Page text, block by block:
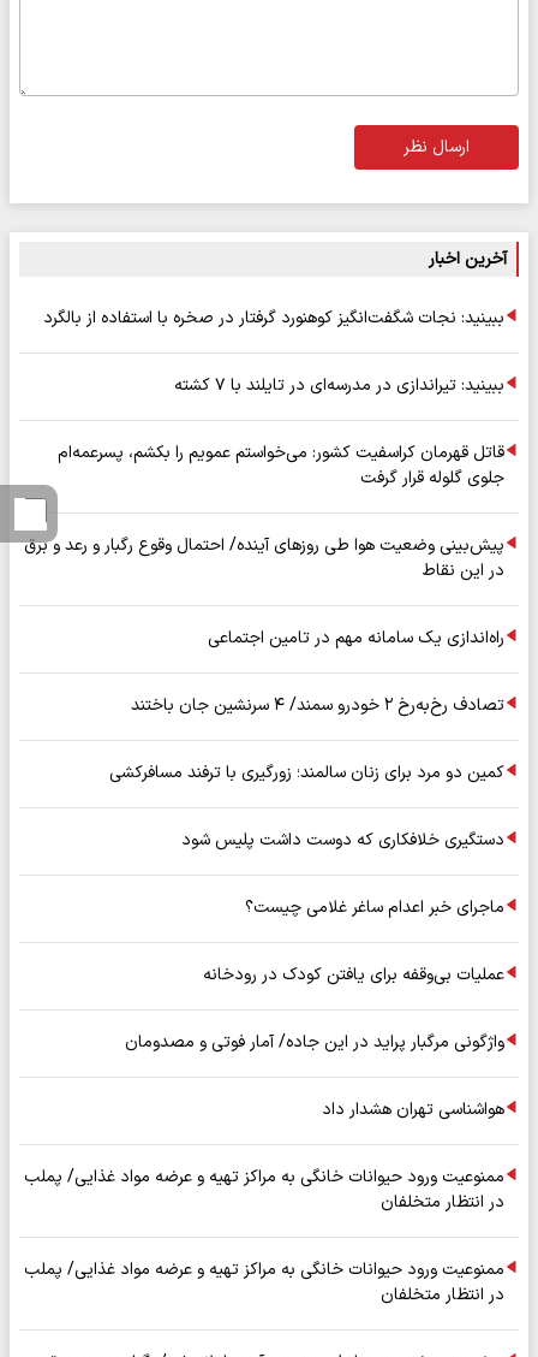
ارسال نظر
آخرین اخبار
ببینید: نجات شگفت‌انگیز کوهنورد گرفتار در صخره با استفاده از بالگرد
ببینید: تیراندازی در مدرسه‌ای در تایلند با ۷ کشته
قاتل قهرمان کراسفیت کشور: می‌خواستم عمویم را بکشم، پسرعمه‌ام
جلوی گلوله قرار گرفت
پیش‌بینی وضعیت هوا طی روزهای آینده/ احتمال وقوع رگبار و رعد و برق
در این نقاط
راه‌اندازی یک سامانه مهم در تامین اجتماعی
تصادف رخ‌به‌رخ ۲ خودرو سمند/ ۴ سرنشین جان باختند
کمین دو مرد برای زنان سالمند؛ زورگیری با ترفند مسافرکشی
دستگیری خلافکاری که دوست داشت پلیس شود
ماجرای خبر اعدام ساغر غلامی چیست؟
عملیات بی‌وقفه برای یافتن کودک در رودخانه
واژگونی مرگبار پراید در این جاده/ آمار فوتی و مصدومان
هواشناسی تهران هشدار داد
ممنوعیت ورود حیوانات خانگی به مراکز تهیه و عرضه مواد غذایی/ پملب
در انتظار متخلفان
ممنوعیت ورود حیوانات خانگی به مراکز تهیه و عرضه مواد غذایی/ پملب
در انتظار متخلفان